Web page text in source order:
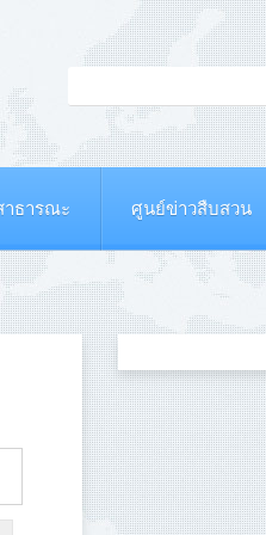
าธารณะ ศูนย์ข่าวสืบสวน